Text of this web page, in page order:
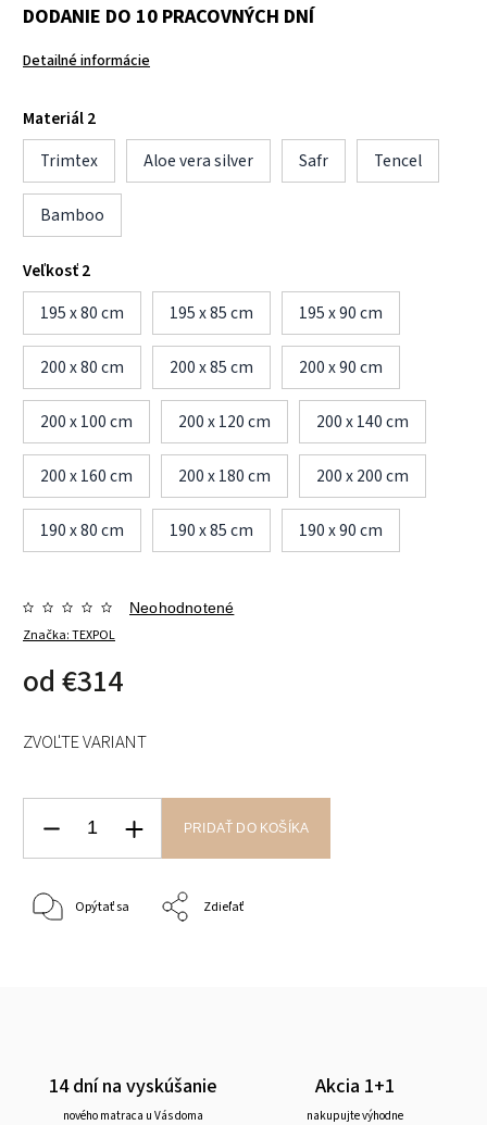
DODANIE DO 10 PRACOVNÝCH DNÍ
Detailné informácie
Materiál 2
Trimtex
Aloe vera silver Safr Tencel
Bamboo
Veľkosť 2
195 x 80 cm
195 x 85 cm 195 x 90 cm
200 x 80 cm 200 x 85 cm 200 x 90 cm
200 x 100 cm 200 x 120 cm 200 x 140 cm
200 x 160 cm 200 x 180 cm 200 x 200 cm
190 x 80 cm 190 x 85 cm 190 x 90 cm
Značka:TEXPOL
Neohodnotené
od €314
ZVOĽTE VARIANT
PRIDAŤ DO KOŠÍKA
Opýtať sa Zdieľať
14 dní na vyskúšanie
nového matraca u Vás doma
Akcia 1+1
nakupujte výhodne